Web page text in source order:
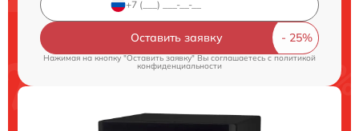
Оставить заявку
Нажимая на кнопку "Оставить заявку" Вы соглашаетесь cполитикой
конфиденциальности